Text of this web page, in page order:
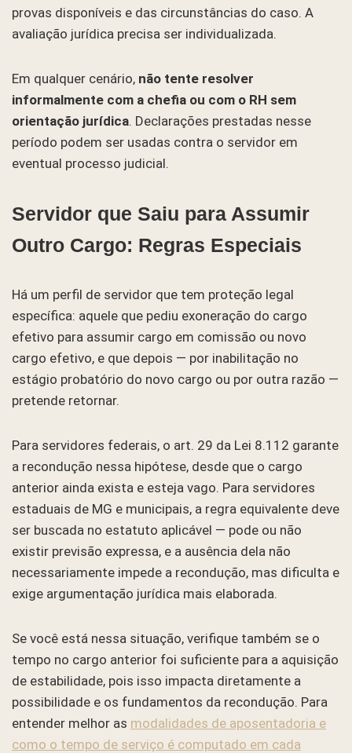
provas disponíveis e das circunstâncias do caso. A
avaliação jurídica precisa ser individualizada.
Em qualquer cenário, não tente resolver
informalmente com a chefia ou com o RH sem
orientação jurídica. Declarações prestadas nesse
período podem ser usadas contra o servidor em
eventual processo judicial.
Servidor que Saiu para Assumir
Outro Cargo: Regras Especiais
Há um perfil de servidor que tem proteção legal
específica: aquele que pediu exoneração do cargo
efetivo para assumir cargo em comissão ou novo
cargo efetivo, e que depois — por inabilitação no
estágio probatório do novo cargo ou por outra razão —
pretende retornar.
Para servidores federais, o art. 29 da Lei 8.112 garante
a recondução nessa hipótese, desde que o cargo
anterior ainda exista e esteja vago. Para servidores
estaduais de MG e municipais, a regra equivalente deve
ser buscada no estatuto aplicável — pode ou não
existir previsão expressa, e a ausência dela não
necessariamente impede a recondução, mas dificulta e
exige argumentação jurídica mais elaborada.
Se você está nessa situação, verifique também se o
tempo no cargo anterior foi suficiente para a aquisição
de estabilidade, pois isso impacta diretamente a
possibilidade e os fundamentos da recondução. Para
entender melhor as modalidades de aposentadoria e
como o tempo de serviço é computado em cada